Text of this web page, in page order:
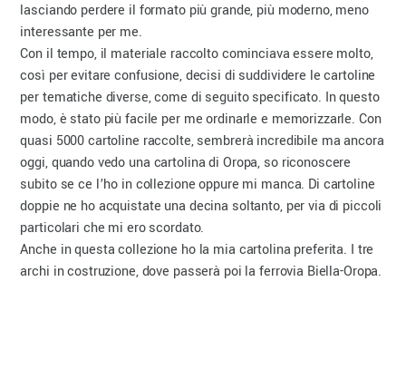
lasciando perdere il formato più grande, più moderno, meno
interessante per me.
Con il tempo, il materiale raccolto cominciava essere molto,
così per evitare confusione, decisi di suddividere le cartoline
per tematiche diverse, come di seguito specificato. In questo
modo, è stato più facile per me ordinarle e memorizzarle. Con
quasi 5000 cartoline raccolte, sembrerà incredibile ma ancora
oggi, quando vedo una cartolina di Oropa, so riconoscere
subito se ce l’ho in collezione oppure mi manca. Di cartoline
doppie ne ho acquistate una decina soltanto, per via di piccoli
particolari che mi ero scordato.
Anche in questa collezione ho la mia cartolina preferita. I tre
archi in costruzione, dove passerà poi la ferrovia Biella-Oropa.